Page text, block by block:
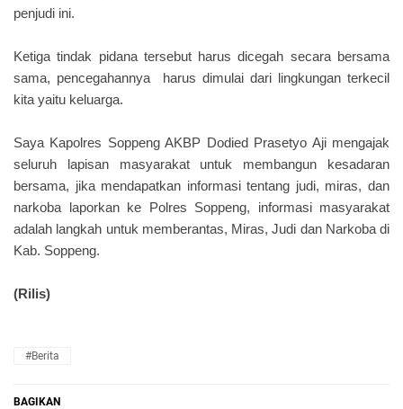
penjudi ini.
Ketiga tindak pidana tersebut harus dicegah secara bersama
sama, pencegahannya harus dimulai dari lingkungan terkecil
kita yaitu keluarga.
Saya Kapolres Soppeng AKBP Dodied Prasetyo Aji mengajak
seluruh lapisan masyarakat untuk membangun kesadaran
bersama, jika mendapatkan informasi tentang judi, miras, dan
narkoba laporkan ke Polres Soppeng, informasi masyarakat
adalah langkah untuk memberantas, Miras, Judi dan Narkoba di
Kab. Soppeng.
(Rilis)
#Berita
BAGIKAN